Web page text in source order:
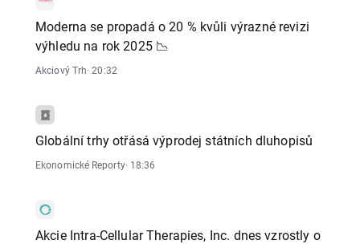
Moderna se propadá o 20 % kvůli výrazné revizi
výhledu na rok 2025 📉
Akciový Trh· 20:32
Globální trhy otřásá výprodej státních dluhopisů
Ekonomické Reporty· 18:36
Akcie Intra-Cellular Therapies, Inc. dnes vzrostly o